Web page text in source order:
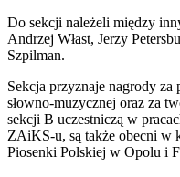
Do sekcji należeli między
Andrzej Włast, Jerzy
Szpilman.
Sekcja przyznaje nagrody
słowno-muzycznej oraz za
sekcji B uczestniczą w
ZAiKS-u, są także obecni w
Piosenki Polskiej w Opolu i